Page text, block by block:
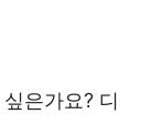
은가요? 디